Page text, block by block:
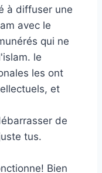
à diffuser une
avec le
qui ne
le
les ont
et
de
tus.
Bien